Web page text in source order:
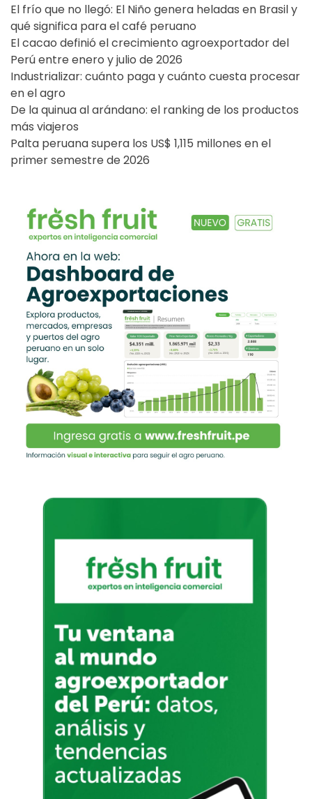
El frío que no llegó: El Niño genera heladas en Brasil y
qué significa para el café peruano
El cacao definió el crecimiento agroexportador del
Perú entre enero y julio de 2026
Industrializar: cuánto paga y cuánto cuesta procesar
en el agro
De la quinua al arándano: el ranking de los productos
más viajeros
Palta peruana supera los US$ 1,115 millones en el
primer semestre de 2026